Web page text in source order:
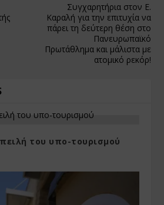
Συγχαρητήρια στον Ε.
Καραλή για την επιτυχία να
πάρει τη δεύτερη θέση στο
Πανευρωπαϊκό
Πρωτάθλημα και μάλιστα με
ατομικό ρεκόρ!
του υπο-τουρισμού